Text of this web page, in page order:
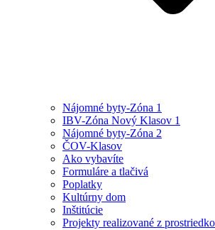
Nájomné byty-Zóna 1
IBV-Zóna Nový Klasov 1
Nájomné byty-Zóna 2
ČOV-Klasov
Ako vybavíte
Formuláre a tlačivá
Poplatky
Kultúrny dom
Inštitúcie
Projekty realizované z